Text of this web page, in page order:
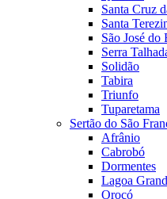
Santa Cruz
Santa
São José do
Serra
Solidão
Tabira
Triunfo
Tuparetama
Sertão do São
Afrânio
Cabrobó
Dormentes
Lagoa
Orocó